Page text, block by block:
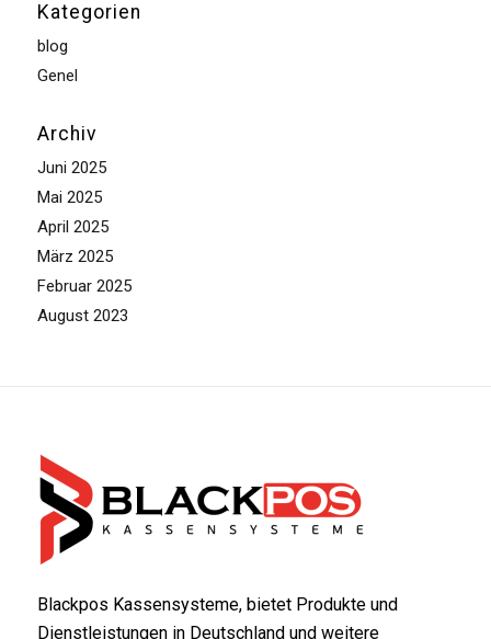
Kategorien
blog
Genel
Archiv
Juni 2025
Mai 2025
April 2025
März 2025
Februar 2025
August 2023
Blackpos Kassensysteme, bietet Produkte und
Dienstleistungen in Deutschland und weitere